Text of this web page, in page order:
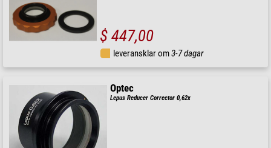
$ 447,00
leveransklar om3-7 dagar
Optec
Lepus Reducer Corrector 0,62x